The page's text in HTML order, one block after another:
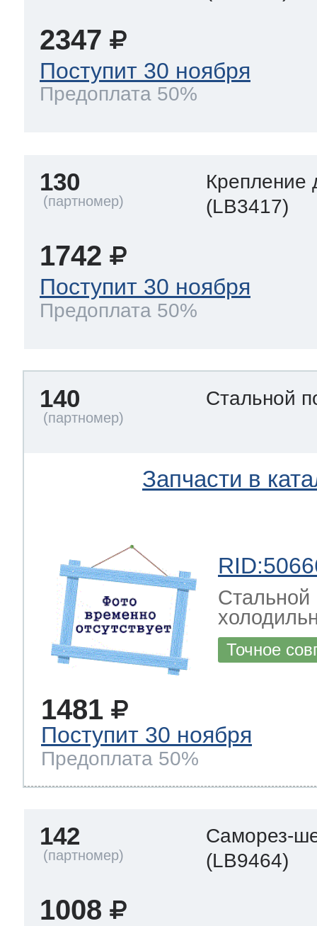
2347
Поступит 30 ноября
Предоплата 50%
130
Крепление
(LB3417)
1742
Поступит 30 ноября
Предоплата 50%
140 Стальной
Запчасти в
Стальной
Точное
1481
Поступит 30 ноября
Предоплата 50%
142
Саморез-
(LB9464)
1008